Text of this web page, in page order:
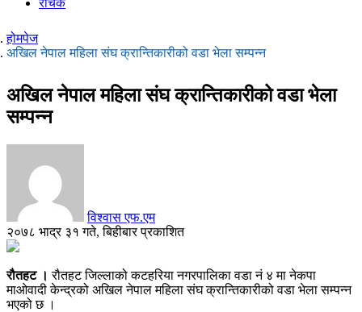
रोचक
होमपेज
अखिल नेपाल महिला संघ क्रान्तिकारीको वडा भेला सम्पन्न
अखिल नेपाल महिला संघ क्रान्तिकारीको वडा भेला
सम्पन्न
विश्वास एफ.एम
२०७८ भाद्र ३१ गते, बिहीबार प्रकाशित
रौतहट । रौतहट जिल्लाको कटहरिया नगरपालिका वडा नं ४ मा नेकपा
माओवादी केन्द्रको अखिल नेपाल महिला संघ क्रान्तिकारीको वडा भेला सम्पन्न
भएको छ ।